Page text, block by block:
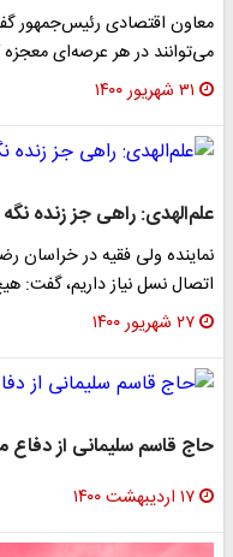
معاون اقتصادی رئیس‌جمهور
می‌توانند در هر عرصه‌ای
۳۱ شهریور ۱۴۰۰
علم‌الهدی: راهی جز زنده
نماینده ولی فقیه در خراسان
اتصال نسل نیاز داریم، گفت:
۲۷ شهریور ۱۴۰۰
حاج قاسم سلیمانی از
۱۷ اردیبهشت ۱۴۰۰